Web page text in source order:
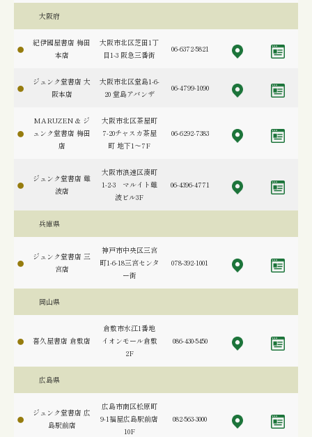
大阪府
紀伊國屋書店 梅田
本店
大阪市北区芝田1丁
目1-3 阪急三番街
06-6372-5821
ジュンク堂書店 大
阪本店
大阪市北区堂島1-6-
20 堂島アバンザ
06-4799-1090
MARUZEN & ジ
ュンク堂書店 梅田
店
大阪市北区茶屋町
7-20チャスカ茶屋
町 地下1～7F
06-6292-7383
ジュンク堂書店 難
波店
大阪市浪速区湊町
1-2-3 マルイト難
波ビル3F
06-4396-4771
兵庫県
ジュンク堂書店 三
宮店
神戸市中央区三宮
町1-6-18三宮センタ
ー街
078-392-1001
岡山県
喜久屋書店 倉敷店
倉敷市水江1番地
イオンモール倉敷
2F
086-430-5450
広島県
ジュンク堂書店 広
島駅前店
広島市南区松原町
9-1福屋広島駅前店
10F
082-563-3000